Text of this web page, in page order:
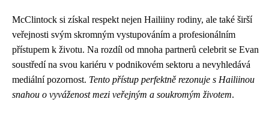
McClintock si získal respekt nejen Hailiiny rodiny, ale také širší
veřejnosti svým skromným vystupováním a profesionálním
přístupem k životu. Na rozdíl od mnoha partnerů celebrit se Evan
soustředí na svou kariéru v podnikovém sektoru a nevyhledává
mediální pozornost. Tento přístup perfektně rezonuje s Hailiinou
snahou o vyváženost mezi veřejným a soukromým životem.